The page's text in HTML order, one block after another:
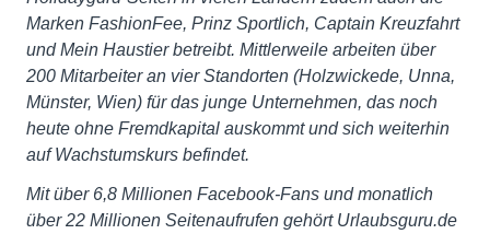
Marken FashionFee, Prinz Sportlich, Captain Kreuzfahrt
und Mein Haustier betreibt. Mittlerweile arbeiten über
200 Mitarbeiter an vier Standorten (Holzwickede, Unna,
Münster, Wien) für das junge Unternehmen, das noch
heute ohne Fremdkapital auskommt und sich weiterhin
auf Wachstumskurs befindet.
Mit über 6,8 Millionen Facebook-Fans und monatlich
über 22 Millionen Seitenaufrufen gehört Urlaubsguru.de